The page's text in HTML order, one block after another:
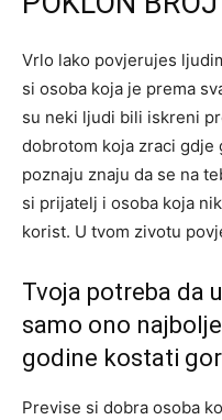
Vrlo lako povjerujes
si osoba koja je prema
su neki ljudi bili iskreni
dobrotom koja zraci gdje
poznaju znaju da se na
si prijatelj i osoba koja
korist. U tvom zivotu
Tvoja potreba da
samo ono
godine kostati
Previse si dobra osoba